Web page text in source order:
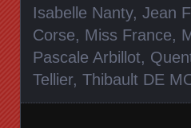
Isabelle Nanty, Jean
Corse, Miss France,
Pascale Arbillot,
Tellier, Thibault DE